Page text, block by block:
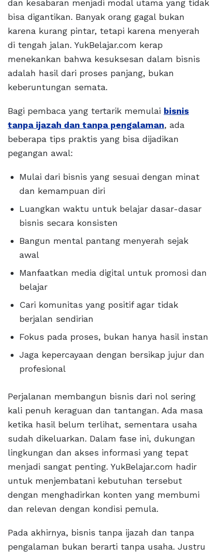
dan kesabaran menjadi modal utama yang tidak
bisa digantikan. Banyak orang gagal bukan
karena kurang pintar, tetapi karena menyerah
di tengah jalan. YukBelajar.com kerap
menekankan bahwa kesuksesan dalam bisnis
adalah hasil dari proses panjang, bukan
keberuntungan semata.
Bagi pembaca yang tertarik memulai bisnis
tanpa ijazah dan tanpa pengalaman, ada
beberapa tips praktis yang bisa dijadikan
pegangan awal:
Mulai dari bisnis yang sesuai dengan minat
dan kemampuan diri
Luangkan waktu untuk belajar dasar-dasar
bisnis secara konsisten
Bangun mental pantang menyerah sejak
awal
Manfaatkan media digital untuk promosi dan
belajar
Cari komunitas yang positif agar tidak
berjalan sendirian
Fokus pada proses, bukan hanya hasil instan
Jaga kepercayaan dengan bersikap jujur dan
profesional
Perjalanan membangun bisnis dari nol sering
kali penuh keraguan dan tantangan. Ada masa
ketika hasil belum terlihat, sementara usaha
sudah dikeluarkan. Dalam fase ini, dukungan
lingkungan dan akses informasi yang tepat
menjadi sangat penting. YukBelajar.com hadir
untuk menjembatani kebutuhan tersebut
dengan menghadirkan konten yang membumi
dan relevan dengan kondisi pemula.
Pada akhirnya, bisnis tanpa ijazah dan tanpa
pengalaman bukan berarti tanpa usaha. Justru